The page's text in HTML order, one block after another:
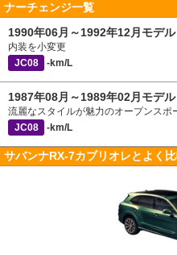
ナーチェンジ一覧
1990年06月～1992年12月モデル
内装を小変更
JC08
-km/L
1987年08月～1989年02月モデル
流麗なスタイルが魅力のオープンスポ
JC08
-km/L
サバンナRX-7カブリオレとよく